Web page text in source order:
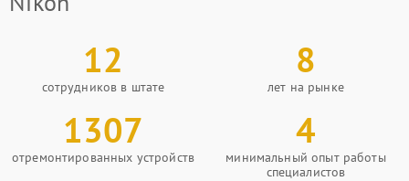
12
сотрудников в штате
8
лет на рынке
1307
отремонтированных устройств
4
минимальный опыт работы
специалистов